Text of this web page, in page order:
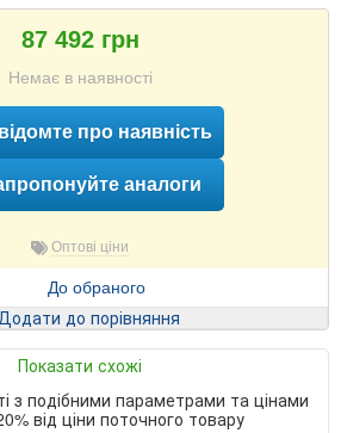
87 492 грн
Немає в наявності
про наявність
аналоги
Оптові ціни
До обраного
до порівняння
Показати схожі
з подібними параметрами та цінами
від ціни поточного товару